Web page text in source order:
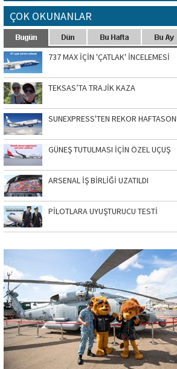
ÇOK OKUNANLAR
737 MAX İÇİN 'ÇATLAK' İNCELEMESİ
TEKSAS’TA TRAJİK KAZA
SUNEXPRESS'TEN REKOR
GÜNEŞ TUTULMASI İÇİN ÖZEL UÇUŞ
ARSENAL İŞ BİRLİĞİ UZATILDI
PİLOTLARA UYUŞTURUCU TESTİ
SİNGAPUR AIRSHOW-2020